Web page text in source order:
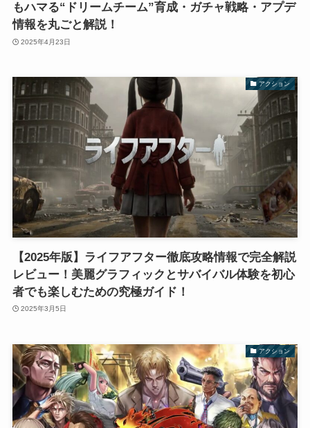
もハマる“ドリームチーム”育成・ガチャ戦略・アプデ
情報を丸ごと解説！
2025年4月23日
アクション
【2025年版】ライフアフター徹底攻略情報で完全解説
レビュー！美麗グラフィックとサバイバル体験を初心
者でも楽しむための究極ガイド！
2025年3月5日
アクション